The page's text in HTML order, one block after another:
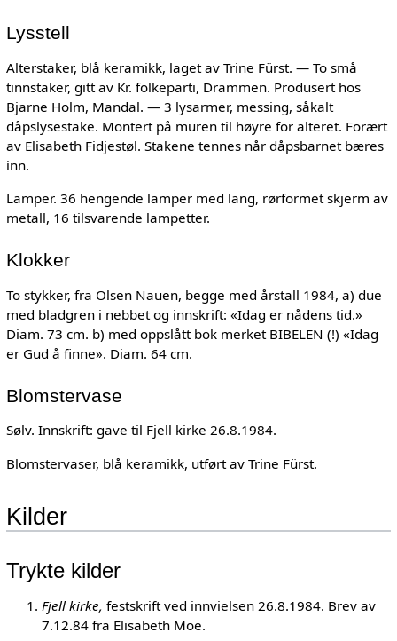
Lysstell
Alterstaker, blå keramikk, laget av Trine Fürst. — To små
tinnstaker, gitt av Kr. folkeparti, Drammen. Produsert hos
Bjarne Holm, Mandal. — 3 lysarmer, messing, såkalt
dåpslysestake. Montert på muren til høyre for alteret. Forært
av Elisabeth Fidjestøl. Stakene tennes når dåpsbarnet bæres
inn.
Lamper. 36 hengende lamper med lang, rørformet skjerm av
metall, 16 tilsvarende lampetter.
Klokker
To stykker, fra Olsen Nauen, begge med årstall 1984, a) due
med bladgren i nebbet og innskrift: «Idag er nådens tid.»
Diam. 73 cm. b) med oppslått bok merket BIBELEN (!) «Idag
er Gud å finne». Diam. 64 cm.
Blomstervase
Sølv. Innskrift: gave til Fjell kirke 26.8.1984.
Blomstervaser, blå keramikk, utført av Trine Fürst.
Kilder
Trykte kilder
Fjell kirke, festskrift ved innvielsen 26.8.1984. Brev av
7.12.84 fra Elisabeth Moe.